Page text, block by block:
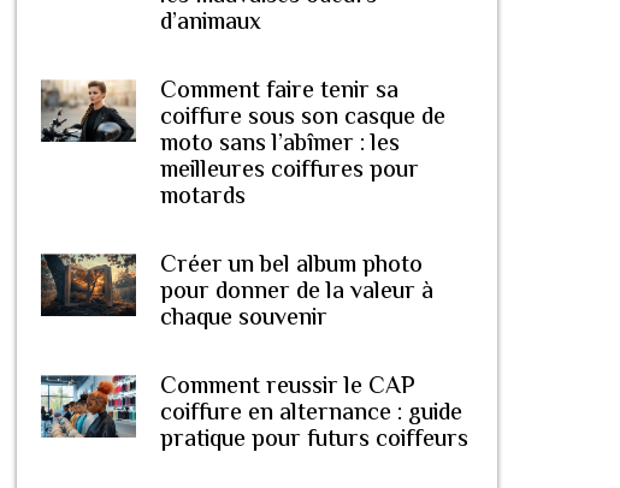
d’animaux
Comment faire tenir sa
coiffure sous son casque de
moto sans l’abîmer : les
meilleures coiffures pour
motards
Créer un bel album photo
pour donner de la valeur à
chaque souvenir
Comment reussir le CAP
coiffure en alternance : guide
pratique pour futurs coiffeurs